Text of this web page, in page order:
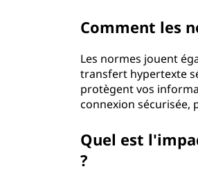
Comment les
Les normes jouent
transfert hypertexte
protègent vos
connexion sécurisée,
Quel est
?